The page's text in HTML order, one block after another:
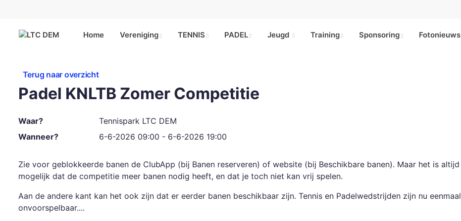
Home Vereniging TENNIS PADEL Jeugd Training Sponsoring Fotonieuws
Terug naar overzicht
Padel KNLTB Zomer Competitie
Waar?
Tennispark LTC DEM
Wanneer?
6-6-2026 09:00 - 6-6-2026 19:00
Zie voor geblokkeerde banen de ClubApp (bij Banen reserveren) of website (bij Beschikbare banen). Maar het is altijd
mogelijk dat de competitie meer banen nodig heeft, en dat je toch niet kan vrij spelen.
Aan de andere kant kan het ook zijn dat er eerder banen beschikbaar zijn. Tennis en Padelwedstrijden zijn nu eenmaal
onvoorspelbaar....